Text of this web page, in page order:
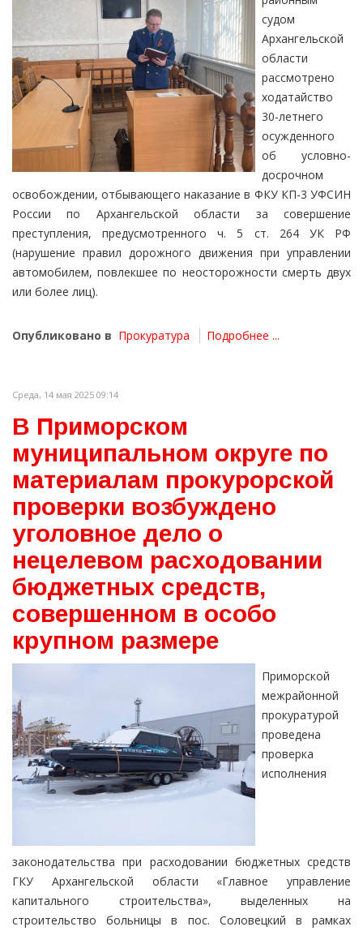
судом
Архангельской
области
рассмотрено
ходатайство
30-летнего
осужденного
об условно-
досрочном
освобождении, отбывающего наказание в ФКУ КП-3 УФСИН
России по Архангельской области за совершение
преступления, предусмотренного ч. 5 ст. 264 УК РФ
(нарушение правил дорожного движения при управлении
автомобилем, повлекшее по неосторожности смерть двух
или более лиц).
Опубликовано в Прокуратура Подробнее ...
Среда, 14 мая 2025 09:14
В Приморском
муниципальном округе по
материалам прокурорской
проверки возбуждено
уголовное дело о
нецелевом расходовании
бюджетных средств,
совершенном в особо
крупном размере
Приморской
межрайонной
прокуратурой
проведена
проверка
исполнения
законодательства при расходовании бюджетных средств
ГКУ Архангельской области «Главное управление
капитального строительства», выделенных на
строительство больницы в пос. Соловецкий в рамках